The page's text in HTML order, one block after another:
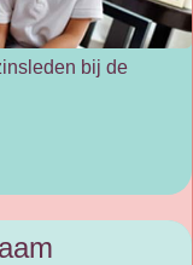
bij de